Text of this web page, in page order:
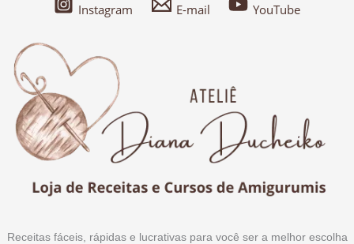
Instagram E-mail YouTube
Receitas fáceis, rápidas e lucrativas para você ser a melhor escolha